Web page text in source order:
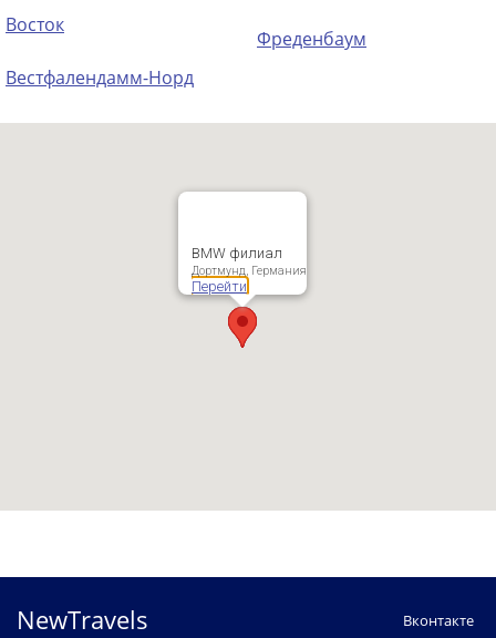
Восток
Вестфалендамм-Норд
Фреденбаум
BMW филиал
Дортмунд, Германия
Перейти
NewTravels
Вконтакте